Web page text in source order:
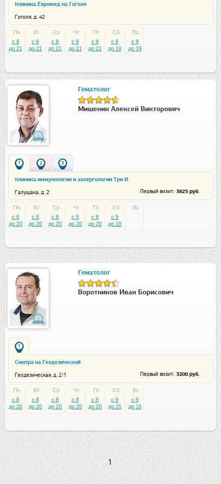
Клиника Евромед на Гоголя
Гоголя, д. 42
Пн
c 8
до 21
Вт
c 8
до 21
Ср
c 8
до 21
Чт
c 8
до 21
Пт
c 8
до 21
Сб
c 8
до 19
Вс
c 9
до 19
Гематолог
Мишенин Алексей Викторович
1 2 3
Клиника иммунологии и аллергологии Три И
Галущака, д. 2 Первый визит: 3825 руб.
Пн
c 8
до 20
Вт
c 8
до 20
Ср
c 8
до 20
Чт
c 8
до 20
Пт
c 8
до 20
Сб
c 9
до 18
Вс
Гематолог
Воротников Иван Борисович
1
Смитра на Геодезической
Геодезическая, д. 2/1 Первый визит: 3200 руб.
Пн
c 8
до 20
Вт
c 8
до 20
Ср
c 8
до 20
Чт
c 8
до 20
Пт
c 8
до 20
Сб
c 9
до 15
Вс
c 9
до 15
1